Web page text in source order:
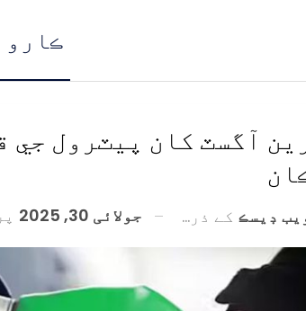
آگسٽ کان پيٽرول جي
ڊيسڪ کے ذریعہ جولائی 30, 2025 پر